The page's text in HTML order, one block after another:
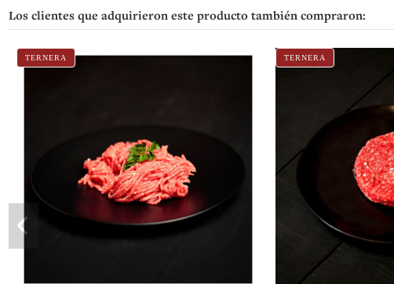
Los clientes que adquirieron este producto también compraron:
TERNERA TERNERA